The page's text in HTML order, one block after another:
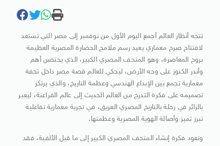
تتجه أنظار العالم أجمع اليوم الأول من نوفمبر إلى مصر التي تستعد
لافتتاح صرح معماري يعيد رسم ملامح الحضارة المصرية العظيمة
بروح المعاصرة، وهو المتحف المصري الكبير، الذي يحتضن أهم
وأندر الكنوز على وجه الأرض، ليحكي للعالم قصة مصر داخل تحفة
معمارية تجمع بين الإبداع الهندسي وعظمة التاريخ، والذي يرتكز
تصميمه على فكرة التدرج من العالم الحديث إلى عالم الفراعنة، ليعبر
بالزائر في رحلة بالتاريخ المصري العريق، في تجربة معمارية تفاعلية
تبرز تميز وأصالة الهوية المصرية وعظمتها.
وتعود فكرة إنشاء المتحف المصري الكبير إلى ما قبل الألفية، فقد